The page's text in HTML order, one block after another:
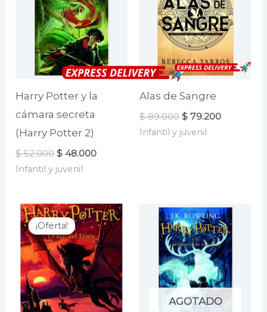
Harry Potter y la
cámara secreta
(Harry Potter 2)
$52.000 El
precio
original
$ 48.000El
Infantil y juvenil
Alas de Sangre
$89.000 El
precio
original
$ 79.200El
Infantil y juvenil
¡Oferta!
¡Oferta!
AGOTADO